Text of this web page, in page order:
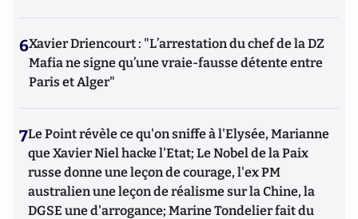
6Xavier Driencourt : "L’arrestation du chef de la DZ
Mafia ne signe qu’une vraie-fausse détente entre
Paris et Alger"
7Le Point révèle ce qu'on sniffe à l'Elysée, Marianne
que Xavier Niel hacke l'Etat; Le Nobel de la Paix
russe donne une leçon de courage, l'ex PM
australien une leçon de réalisme sur la Chine, la
DGSE une d'arrogance; Marine Tondelier fait du